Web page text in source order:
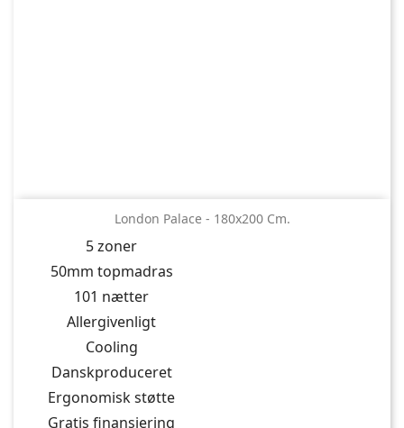
London Palace - 180x200 Cm.
5 zoner
50mm topmadras
101 nætter
Allergivenligt
Cooling
Danskproduceret
Ergonomisk støtte
Gratis finansiering